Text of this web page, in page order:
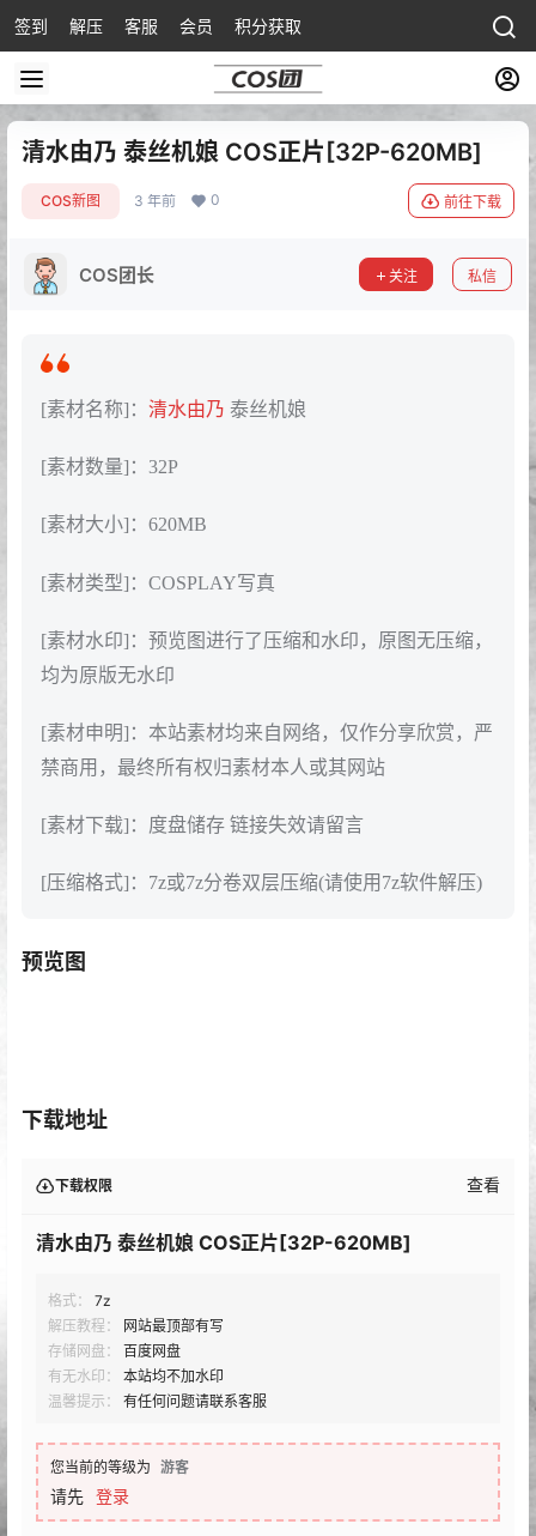
签到 解压 客服 会员 积分获取
清水由乃 泰丝机娘 COS正片[32P-620MB]
COS新图 3 年前 0 前往下载
COS团长 关注 私信
[素材名称]： 清水由乃 泰丝机娘
[素材数量]：32P
[素材大小]：620MB
[素材类型]：COSPLAY写真
[素材水印]：预览图进行了压缩和水印，原图无压缩，
均为原版无水印
[素材申明]：本站素材均来自网络，仅作分享欣赏，严
禁商用，最终所有权归素材本人或其网站
[素材下载]：度盘储存 链接失效请留言
[压缩格式]：7z或7z分卷双层压缩(请使用7z软件解压)
预览图
下载地址
下载权限 查看
清水由乃 泰丝机娘 COS正片[32P-620MB]
格式：
7z
解压教程：
网站最顶部有写
存储网盘：
百度网盘
有无水印：
本站均不加水印
温馨提示：
有任何问题请联系客服
您当前的等级为 游客
请先 登录